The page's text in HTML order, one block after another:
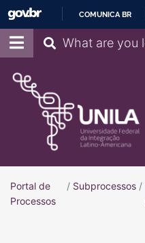
COMUNICA BR
Pesquisar
Portal de
ProcessosPortal de Processos
/ Subprocessos /